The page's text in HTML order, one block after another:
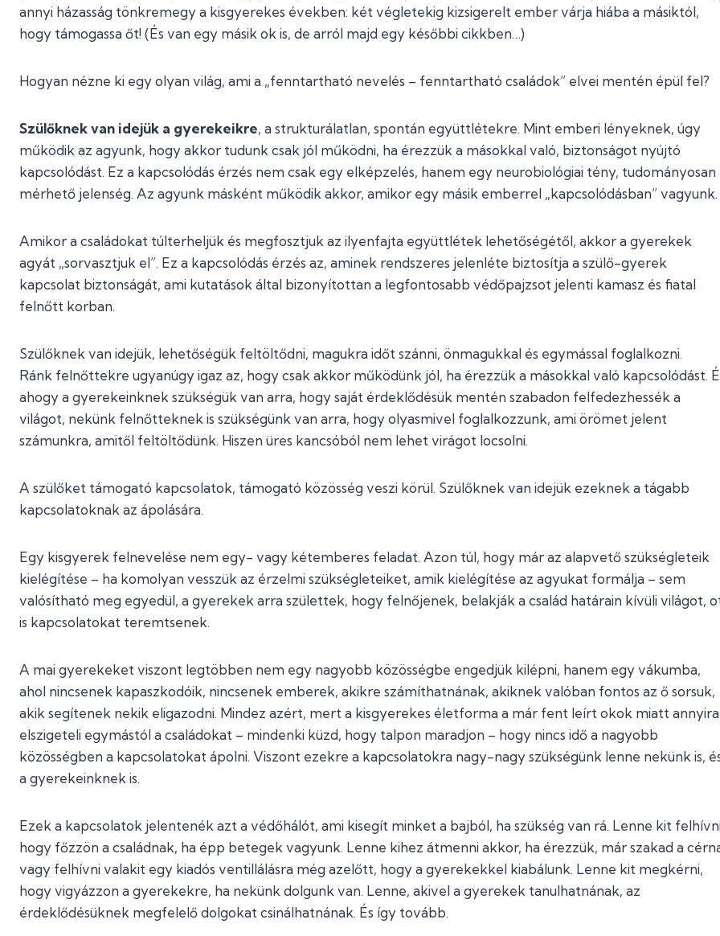
annyi házasság tönkremegy a kisgyerekes években: két végletekig kizsigerelt ember várja hiába a másiktól,
hogy támogassa őt! (És van egy másik ok is, de arról majd egy későbbi cikkben…)
Hogyan nézne ki egy olyan világ, ami a „fenntartható nevelés – fenntartható családok” elvei mentén épül fel?
Szülőknek van idejük a gyerekeikre, a strukturálatlan, spontán együttlétekre. Mint emberi lényeknek, úgy
működik az agyunk, hogy akkor tudunk csak jól működni, ha érezzük a másokkal való, biztonságot nyújtó
kapcsolódást. Ez a kapcsolódás érzés nem csak egy elképzelés, hanem egy neurobiológiai tény, tudományosan
mérhető jelenség. Az agyunk másként működik akkor, amikor egy másik emberrel „kapcsolódásban” vagyunk.
Amikor a családokat túlterheljük és megfosztjuk az ilyenfajta együttlétek lehetőségétől, akkor a gyerekek
agyát „sorvasztjuk el”. Ez a kapcsolódás érzés az, aminek rendszeres jelenléte biztosítja a szülő-gyerek
kapcsolat biztonságát, ami kutatások által bizonyítottan a legfontosabb védőpajzsot jelenti kamasz és fiatal
felnőtt korban.
Szülőknek van idejük, lehetőségük feltöltődni, magukra időt szánni, önmagukkal és egymással foglalkozni.
Ránk felnőttekre ugyanúgy igaz az, hogy csak akkor működünk jól, ha érezzük a másokkal való kapcsolódást.
ahogy a gyerekeinknek szükségük van arra, hogy saját érdeklődésük mentén szabadon felfedezhessék a
világot, nekünk felnőtteknek is szükségünk van arra, hogy olyasmivel foglalkozzunk, ami örömet jelent
számunkra, amitől feltöltődünk. Hiszen üres kancsóból nem lehet virágot locsolni.
A szülőket támogató kapcsolatok, támogató közösség veszi körül. Szülőknek van idejük ezeknek a tágabb
kapcsolatoknak az ápolására.
Egy kisgyerek felnevelése nem egy- vagy kétemberes feladat. Azon túl, hogy már az alapvető szükségleteik
kielégítése – ha komolyan vesszük az érzelmi szükségleteiket, amik kielégítése az agyukat formálja – sem
valósítható meg egyedül, a gyerekek arra születtek, hogy felnőjenek, belakják a család határain kívüli világot,
is kapcsolatokat teremtsenek.
A mai gyerekeket viszont legtöbben nem egy nagyobb közösségbe engedjük kilépni, hanem egy vákumba,
ahol nincsenek kapaszkodóik, nincsenek emberek, akikre számíthatnának, akiknek valóban fontos az ő sorsuk,
akik segítenek nekik eligazodni. Mindez azért, mert a kisgyerekes életforma a már fent leírt okok miatt annyira
elszigeteli egymástól a családokat – mindenki küzd, hogy talpon maradjon – hogy nincs idő a nagyobb
közösségben a kapcsolatokat ápolni. Viszont ezekre a kapcsolatokra nagy-nagy szükségünk lenne nekünk is,
a gyerekeinknek is.
Ezek a kapcsolatok jelentenék azt a védőhálót, ami kisegít minket a bajból, ha szükség van rá. Lenne kit
hogy főzzön a családnak, ha épp betegek vagyunk. Lenne kihez átmenni akkor, ha érezzük, már szakad a
vagy felhívni valakit egy kiadós ventillálásra még azelőtt, hogy a gyerekekkel kiabálunk. Lenne kit megkérni,
hogy vigyázzon a gyerekekre, ha nekünk dolgunk van. Lenne, akivel a gyerekek tanulhatnának, az
érdeklődésüknek megfelelő dolgokat csinálhatnának. És így tovább.